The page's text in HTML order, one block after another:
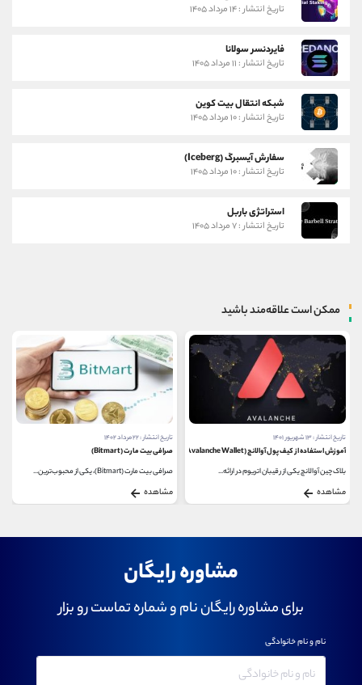
تاریخ انتشار : ۱۴ مرداد ۱۴۰۵
فایردنسر سولانا
تاریخ انتشار : ۱۱ مرداد ۱۴۰۵
شبکه انتقال بیت کوین
تاریخ انتشار : ۱۰ مرداد ۱۴۰۵
سفارش آیسبرگ (Iceberg)
تاریخ انتشار : ۱۰ مرداد ۱۴۰۵
استراتژی باربل
تاریخ انتشار : ۷ مرداد ۱۴۰۵
ممکن است علاقه‌مند باشید
تاریخ انتشار : ۱۳ شهریور ۱۴۰۱
آموزش استفاده از کیف پول آوالانچ (Avalanche Wallet)
بلاک چین آوالانچ یکی از رقیبان اتریوم در ارائه...
مشاهده
تاریخ انتشار : ۲۲ مرداد ۱۴۰۲
صرافی بیت مارت (Bitmart)
صرافی بیت ‌مارت (Bitmart)، یکی از محبوب‌ترین...
مشاهده
مشاوره رایگان
برای مشاوره رایگان نام و شماره تماست رو بزار
نام و نام خانوادگی